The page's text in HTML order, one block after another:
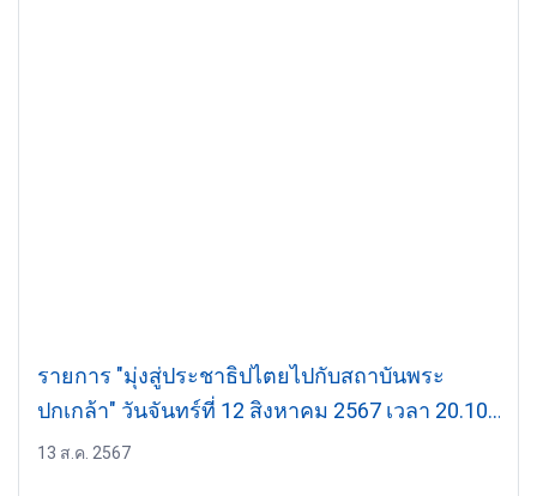
รายการ "มุ่งสู่ประชาธิปไตยไปกับสถาบันพระ
ปกเกล้า" วันจันทร์ที่ 12 สิงหาคม 2567 เวลา 20.10-
21.00 น.
13 ส.ค. 2567